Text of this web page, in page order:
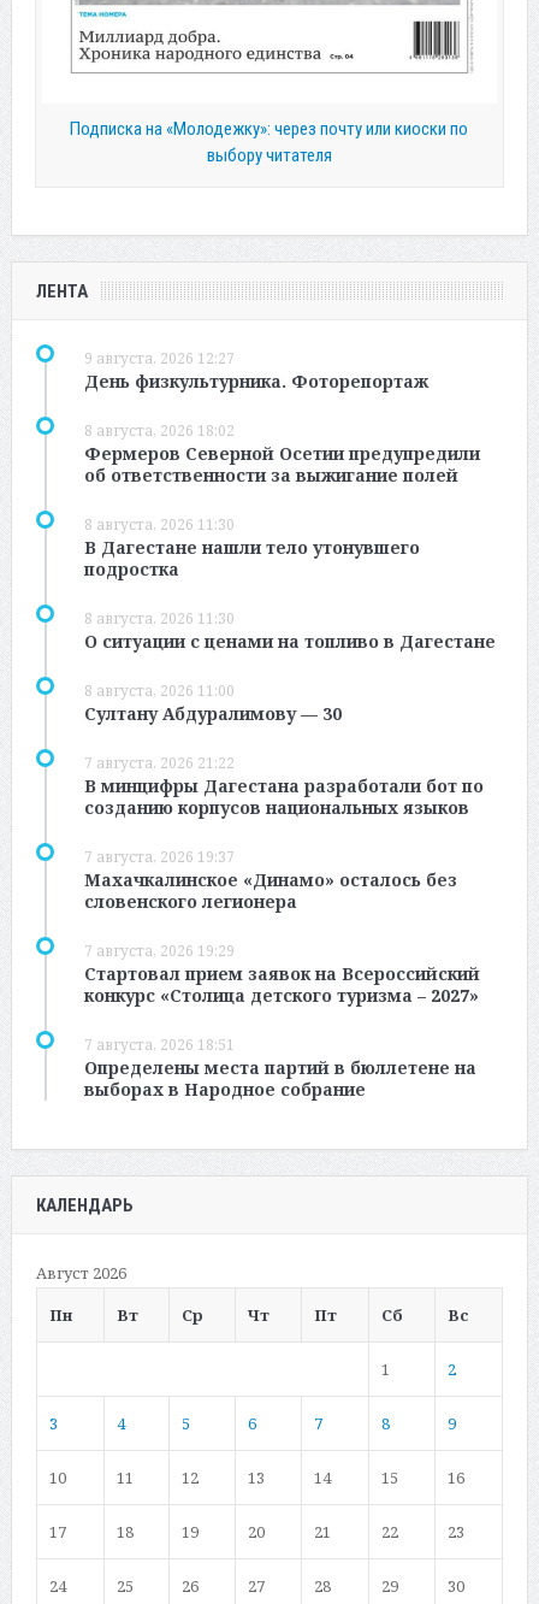
Подписка на «Молодежку»: через почту или киоски по
выбору читателя
ЛЕНТА
9 августа, 2026 12:27
День физкультурника. Фоторепортаж
8 августа, 2026 18:02
Фермеров Северной Осетии предупредили
об ответственности за выжигание полей
8 августа, 2026 11:30
В Дагестане нашли тело утонувшего
подростка
8 августа, 2026 11:30
О ситуации с ценами на топливо в Дагестане
8 августа, 2026 11:00
Султану Абдуралимову — 30
7 августа, 2026 21:22
В минцифры Дагестана разработали бот по
созданию корпусов национальных языков
7 августа, 2026 19:37
Махачкалинское «Динамо» осталось без
словенского легионера
7 августа, 2026 19:29
Стартовал прием заявок на Всероссийский
конкурс «Столица детского туризма – 2027»
7 августа, 2026 18:51
Определены места партий в бюллетене на
выборах в Народное собрание
КАЛЕНДАРЬ
Август 2026
Пн
Вт Ср Чт Пт Сб Вс
1 2
3 4 5 6 7 8 9
10 11 12 13 14 15 16
17 18 19 20 21 22 23
24 25 26 27 28 29 30